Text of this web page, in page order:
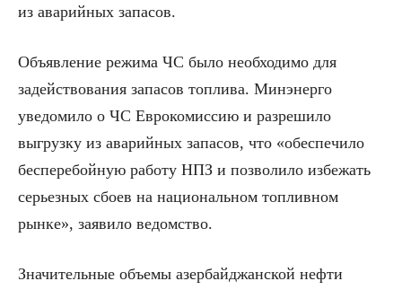
из аварийных запасов.
Объявление режима ЧС было необходимо для
задействования запасов топлива. Минэнерго
уведомило о ЧС Еврокомиссию и разрешило
выгрузку из аварийных запасов, что «обеспечило
бесперебойную работу НПЗ и позволило избежать
серьезных сбоев на национальном топливном
рынке», заявило ведомство.
Значительные объемы азербайджанской нефти